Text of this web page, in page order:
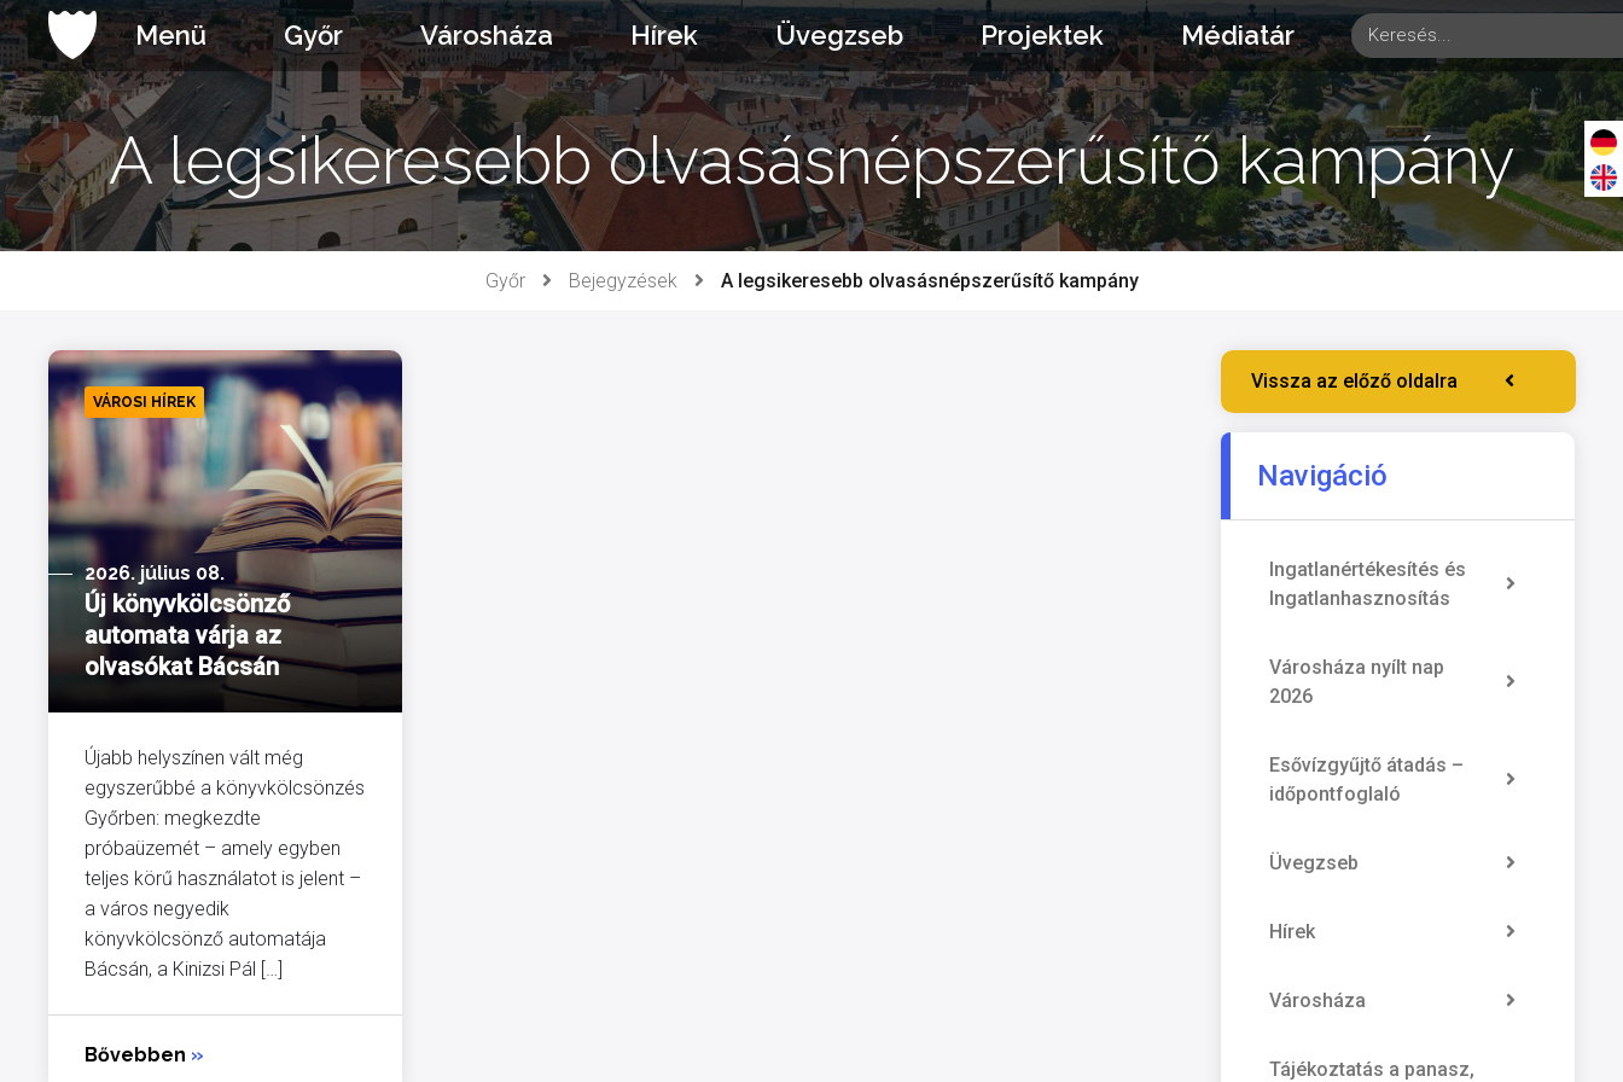
Ugrás
a
tartalomhoz
Menü Győr Városháza Hírek Üvegzseb Projektek Médiatár
A legsikeresebb olvasásnépszerűsítő kampány
Győr Bejegyzések A legsikeresebb olvasásnépszerűsítő kampány
VÁROSI HÍREK
2026. július 08.
Új könyvkölcsönző
automata várja az
olvasókat Bácsán
Újabb helyszínen vált még
egyszerűbbé a könyvkölcsönzés
Győrben: megkezdte
próbaüzemét – amely egyben
teljes körű használatot is jelent –
a város negyedik
könyvkölcsönző automatája
Bácsán, a Kinizsi Pál […]
Bővebben »
Vissza az előző oldalra
Navigáció
Ingatlanértékesítés és
Ingatlanhasznosítás
Városháza nyílt nap
2026
Esővízgyűjtő átadás –
időpontfoglaló
Üvegzseb
Hírek
Városháza
Tájékoztatás a panasz,